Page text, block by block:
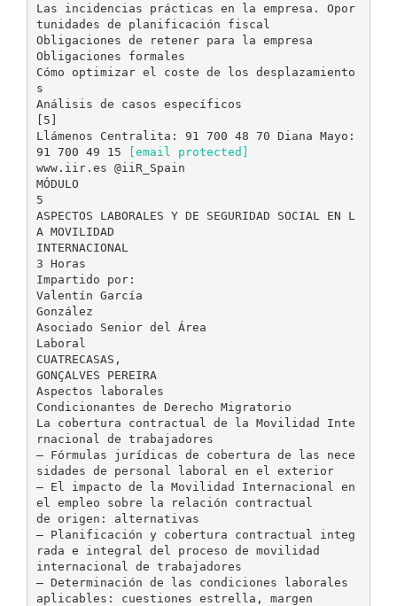
Las incidencias prácticas en la empresa. Opor
tunidades de planificación fiscal
Obligaciones de retener para la empresa
Obligaciones formales
Cómo optimizar el coste de los desplazamiento
s
Análisis de casos específicos
[5]
Llámenos Centralita: 91 700 48 70 Diana Mayo:
91 700 49 15
[email protected]
www.iir.es @iiR_Spain
MÓDULO
5
ASPECTOS LABORALES Y DE SEGURIDAD SOCIAL EN L
A MOVILIDAD
INTERNACIONAL
3 Horas
Impartido por:
Valentín García
González
Asociado Senior del Área
Laboral
CUATRECASAS,
GONÇALVES PEREIRA
Aspectos laborales
Condicionantes de Derecho Migratorio
La cobertura contractual de la Movilidad Inte
rnacional de trabajadores
– Fórmulas jurídicas de cobertura de las nece
sidades de personal laboral en el exterior
– El impacto de la Movilidad Internacional en
el empleo sobre la relación contractual
de origen: alternativas
– Planificación y cobertura contractual integ
rada e integral del proceso de movilidad
internacional de trabajadores
– Determinación de las condiciones laborales
aplicables: cuestiones estrella, margen